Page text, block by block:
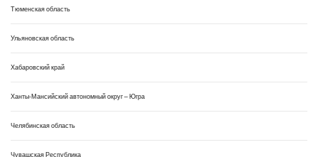
Тюменская область
Ульяновская область
Хабаровский край
Ханты-Мансийский автономный округ – Югра
Челябинская область
Чувашская Республика